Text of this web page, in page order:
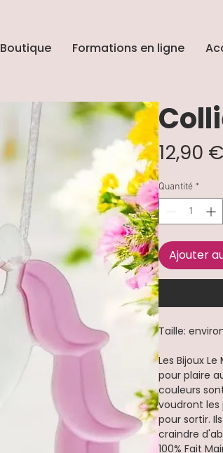
Boutique Formations en ligne
12,90 €
Quantité *
Ajouter
Taille:
Les Bijoux
pour plaire
couleurs
voudront les
pour sortir.
craindre
100% Fait